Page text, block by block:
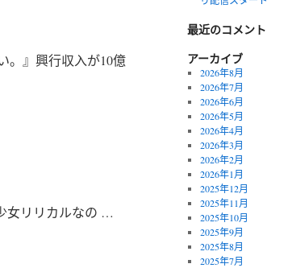
。』興行収入が10億
女リリカルなの …
最近のコメント
アーカイブ
2026年8月
2026年7月
2026年6月
2026年5月
2026年4月
2026年3月
2026年2月
2026年1月
2025年12月
2025年11月
2025年10月
2025年9月
2025年8月
2025年7月